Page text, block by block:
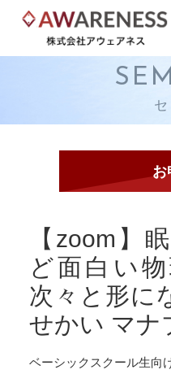
セ
【zoom】
ど面白い
次々と形に
せかい マナ
ベーシックスクール生向